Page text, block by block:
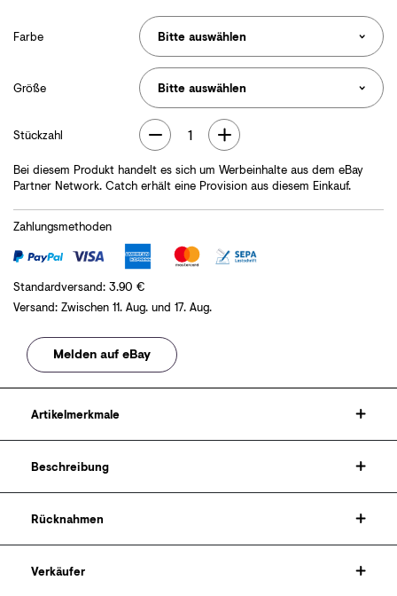
Farbe
Größe
Stückzahl 1
Bei diesem Produkt handelt es sich um Werbeinhalte aus dem eBay
Partner Network. Catch erhält eine Provision aus diesem Einkauf.
Zahlungsmethoden
Standardversand: 3.90 €
Versand: Zwischen 11. Aug. und 17. Aug.
Melden auf eBay
Artikelmerkmale
Beschreibung
Rücknahmen
Verkäufer